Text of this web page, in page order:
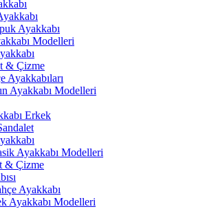
Ayakkabı
Modelleri
& Çizme
Ayakkabıları
Ayakkabı Modelleri
Erkek
Ayakkabı Modelleri
& Çizme
Ayakkabı
Ayakkabı Modelleri